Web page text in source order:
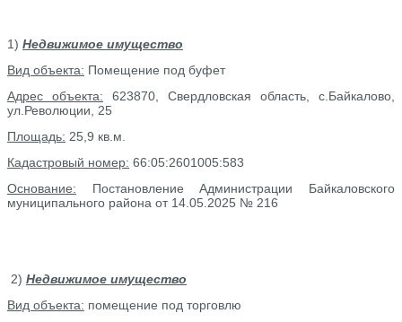
1) Недвижимое имущество
Вид объекта: Помещение под буфет
Адрес объекта: 623870, Свердловская область, с.Байкалово,
ул.Революции, 25
Площадь: 25,9 кв.м.
Кадастровый номер: 66:05:2601005:583
Основание:
Постановление Администрации Байкаловского
муниципального района от 14.05.2025 № 216
2) Недвижимое имущество
Вид объекта: помещение под торговлю